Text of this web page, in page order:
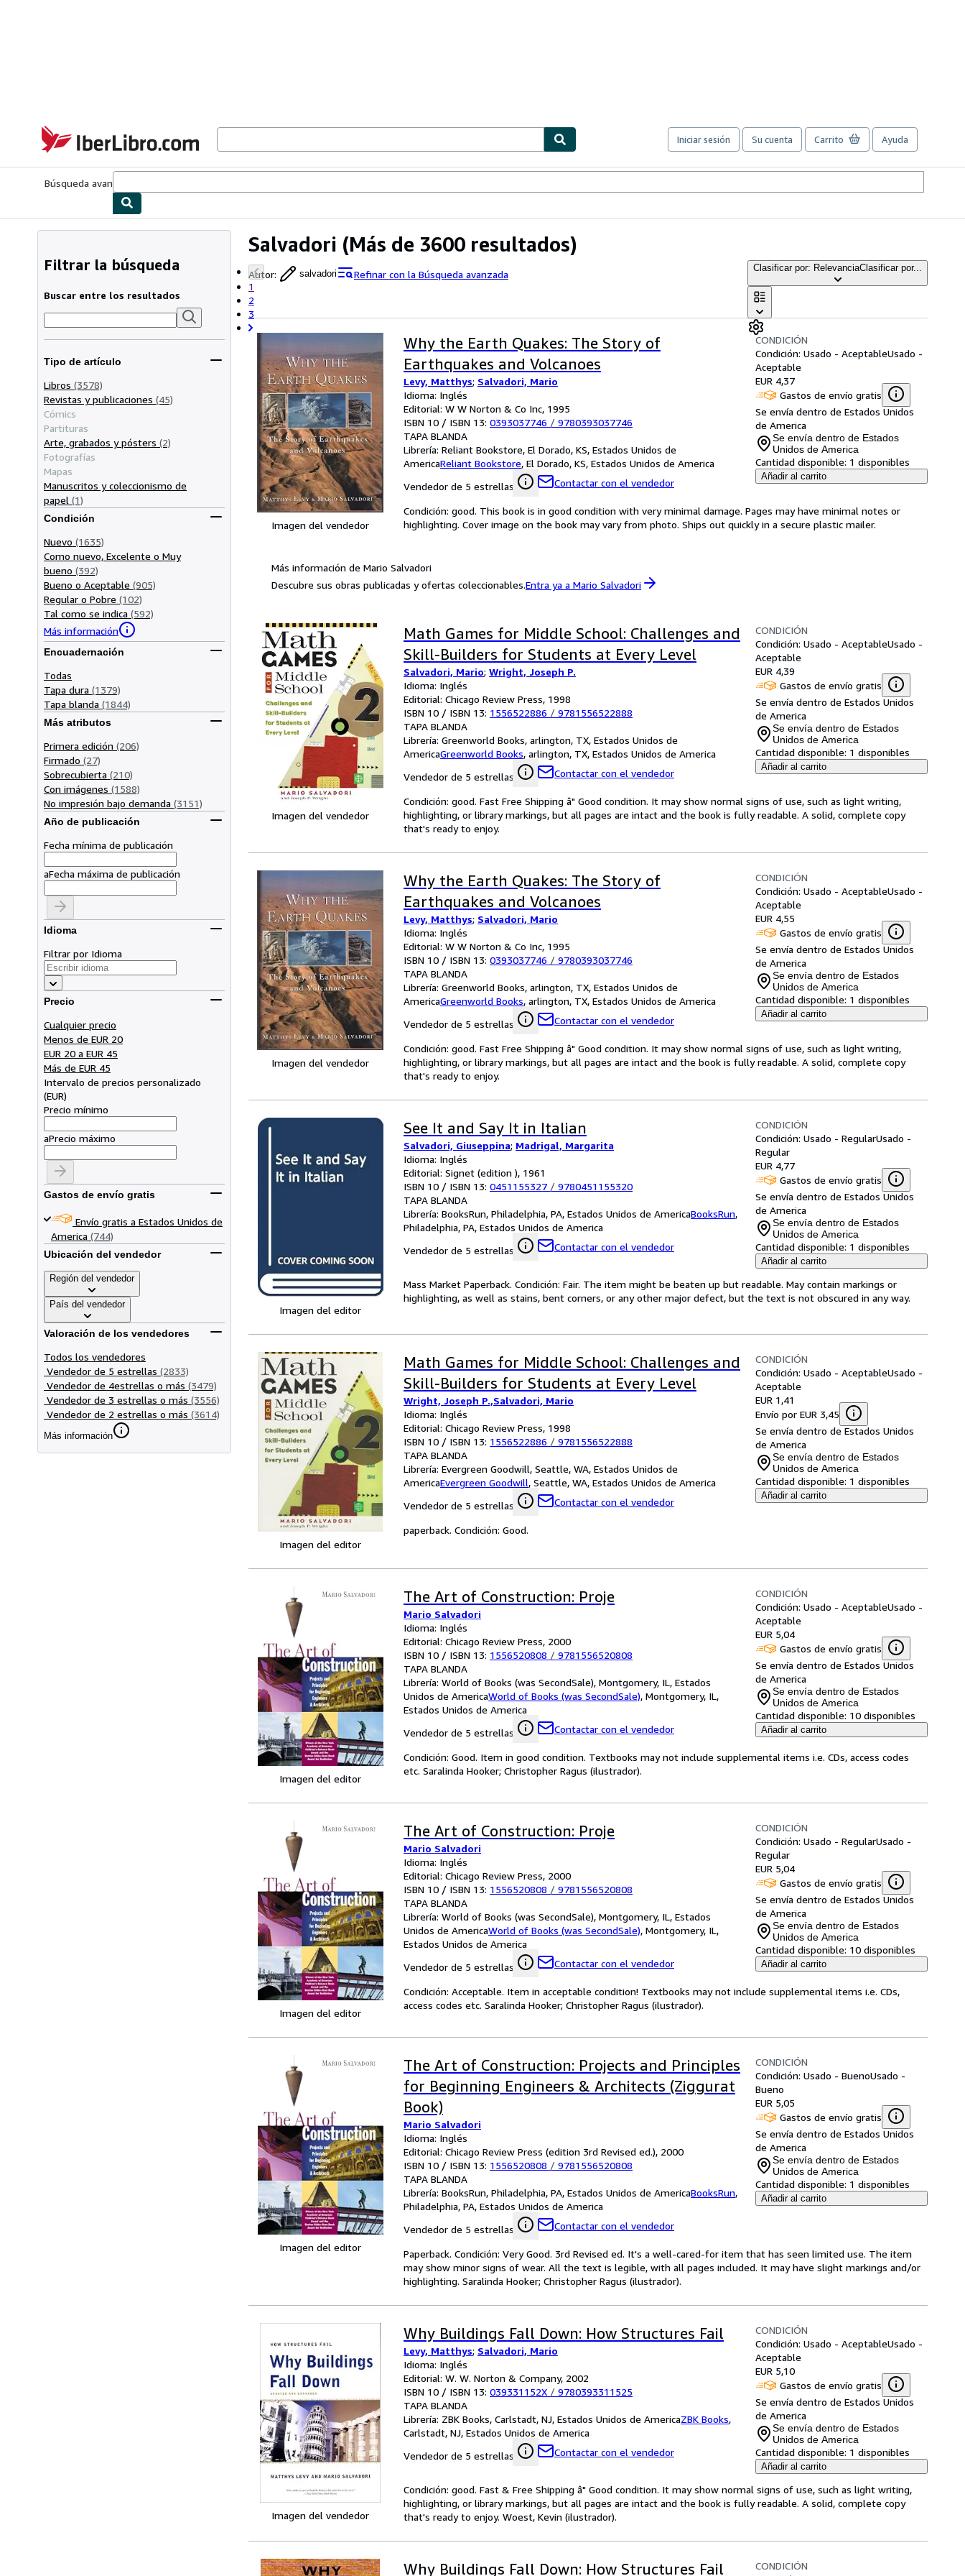
IberLibro.com
Iniciar sesión Su cuenta Carrito Ayuda
Búsqueda avanzada
Salvadori (Más de 3600 resultados)
Autor: salvadori
Refinar con la Búsqueda avanzada
1
2
3
Clasificar por: RelevanciaClasificar por...
Filtrar la búsqueda
Buscar entre los resultados
Tipo de artículo
Libros (3578)
Revistas y publicaciones (45)
Cómics
Partituras
Arte, grabados y pósters (2)
Fotografías
Mapas
Manuscritos y coleccionismo de
papel (1)
Condición
Nuevo (1635)
Como nuevo, Excelente o Muy
bueno (392)
Bueno o Aceptable (905)
Regular o Pobre (102)
Tal como se indica (592)
Más información
Encuadernación
Todas
Tapa dura (1379)
Tapa blanda (1844)
Más atributos
Primera edición (206)
Firmado (27)
Sobrecubierta (210)
Con imágenes (1588)
No impresión bajo demanda (3151)
Año de publicación
Fecha mínima de publicación
aFecha máxima de publicación
Idioma
Filtrar por Idioma
Precio
Cualquier precio
Menos de EUR 20
EUR 20 a EUR 45
Más de EUR 45
Intervalo de precios personalizado
(EUR)
Precio mínimo
aPrecio máximo
Gastos de envío gratis
Envío gratis a Estados Unidos de
America (744)
Ubicación del vendedor
Región del vendedor
País del vendedor
Valoración de los vendedores
Todos los vendedores
Vendedor de 5 estrellas (2833)
Vendedor de 4estrellas o más (3479)
Vendedor de 3 estrellas o más (3556)
Vendedor de 2 estrellas o más (3614)
Más información
Imagen del vendedor
Why the Earth Quakes: The Story of
Earthquakes and Volcanoes
Levy, Matthys; Salvadori, Mario
Idioma: Inglés
Editorial: W W Norton & Co Inc, 1995
ISBN 10 / ISBN 13: 0393037746 / 9780393037746
TAPA BLANDA
Librería: Reliant Bookstore, El Dorado, KS, Estados Unidos de
AmericaReliant Bookstore, El Dorado, KS, Estados Unidos de America
Vendedor de 5 estrellas
Contactar con el vendedor
CONDICIÓN
Condición: Usado - AceptableUsado -
Aceptable
EUR 4,37
Gastos de envío gratis
Se envía dentro de Estados Unidos
de America
Se envía dentro de Estados
Unidos de America
Cantidad disponible: 1 disponibles
Añadir al carrito
Condición: good. This book is in good condition with very minimal damage. Pages may have minimal notes or
highlighting. Cover image on the book may vary from photo. Ships out quickly in a secure plastic mailer.
Más información de Mario Salvadori
Descubre sus obras publicadas y ofertas coleccionables.Entra ya a Mario Salvadori
Imagen del vendedor
Math Games for Middle School: Challenges and
Skill-Builders for Students at Every Level
Salvadori, Mario; Wright, Joseph P.
Idioma: Inglés
Editorial: Chicago Review Press, 1998
ISBN 10 / ISBN 13: 1556522886 / 9781556522888
TAPA BLANDA
Librería: Greenworld Books, arlington, TX, Estados Unidos de
AmericaGreenworld Books, arlington, TX, Estados Unidos de America
Vendedor de 5 estrellas
Contactar con el vendedor
CONDICIÓN
Condición: Usado - AceptableUsado -
Aceptable
EUR 4,39
Gastos de envío gratis
Se envía dentro de Estados Unidos
de America
Se envía dentro de Estados
Unidos de America
Cantidad disponible: 1 disponibles
Añadir al carrito
Condición: good. Fast Free Shipping â" Good condition. It may show normal signs of use, such as light writing,
highlighting, or library markings, but all pages are intact and the book is fully readable. A solid, complete copy
that's ready to enjoy.
Imagen del vendedor
Why the Earth Quakes: The Story of
Earthquakes and Volcanoes
Levy, Matthys; Salvadori, Mario
Idioma: Inglés
Editorial: W W Norton & Co Inc, 1995
ISBN 10 / ISBN 13: 0393037746 / 9780393037746
TAPA BLANDA
Librería: Greenworld Books, arlington, TX, Estados Unidos de
AmericaGreenworld Books, arlington, TX, Estados Unidos de America
Vendedor de 5 estrellas
Contactar con el vendedor
CONDICIÓN
Condición: Usado - AceptableUsado -
Aceptable
EUR 4,55
Gastos de envío gratis
Se envía dentro de Estados Unidos
de America
Se envía dentro de Estados
Unidos de America
Cantidad disponible: 1 disponibles
Añadir al carrito
Condición: good. Fast Free Shipping â" Good condition. It may show normal signs of use, such as light writing,
highlighting, or library markings, but all pages are intact and the book is fully readable. A solid, complete copy
that's ready to enjoy.
Imagen del editor
See It and Say It in Italian
Salvadori, Giuseppina; Madrigal, Margarita
Idioma: Inglés
Editorial: Signet (edition ), 1961
ISBN 10 / ISBN 13: 0451155327 / 9780451155320
TAPA BLANDA
Librería: BooksRun, Philadelphia, PA, Estados Unidos de AmericaBooksRun,
Philadelphia, PA, Estados Unidos de America
Vendedor de 5 estrellas
Contactar con el vendedor
CONDICIÓN
Condición: Usado - RegularUsado -
Regular
EUR 4,77
Gastos de envío gratis
Se envía dentro de Estados Unidos
de America
Se envía dentro de Estados
Unidos de America
Cantidad disponible: 1 disponibles
Añadir al carrito
Mass Market Paperback. Condición: Fair. The item might be beaten up but readable. May contain markings or
highlighting, as well as stains, bent corners, or any other major defect, but the text is not obscured in any way.
Imagen del editor
Math Games for Middle School: Challenges and
Skill-Builders for Students at Every Level
Wright, Joseph P.,Salvadori, Mario
Idioma: Inglés
Editorial: Chicago Review Press, 1998
ISBN 10 / ISBN 13: 1556522886 / 9781556522888
TAPA BLANDA
Librería: Evergreen Goodwill, Seattle, WA, Estados Unidos de
AmericaEvergreen Goodwill, Seattle, WA, Estados Unidos de America
Vendedor de 5 estrellas
Contactar con el vendedor
CONDICIÓN
Condición: Usado - AceptableUsado -
Aceptable
EUR 1,41
Envío por EUR 3,45
Se envía dentro de Estados Unidos
de America
Se envía dentro de Estados
Unidos de America
Cantidad disponible: 1 disponibles
Añadir al carrito
paperback. Condición: Good.
Imagen del editor
The Art of Construction: Proje
Mario Salvadori
Idioma: Inglés
Editorial: Chicago Review Press, 2000
ISBN 10 / ISBN 13: 1556520808 / 9781556520808
TAPA BLANDA
Librería: World of Books (was SecondSale), Montgomery, IL, Estados
Unidos de AmericaWorld of Books (was SecondSale), Montgomery, IL,
Estados Unidos de America
Vendedor de 5 estrellas
Contactar con el vendedor
CONDICIÓN
Condición: Usado - AceptableUsado -
Aceptable
EUR 5,04
Gastos de envío gratis
Se envía dentro de Estados Unidos
de America
Se envía dentro de Estados
Unidos de America
Cantidad disponible: 10 disponibles
Añadir al carrito
Condición: Good. Item in good condition. Textbooks may not include supplemental items i.e. CDs, access codes
etc. Saralinda Hooker; Christopher Ragus (ilustrador).
Imagen del editor
The Art of Construction: Proje
Mario Salvadori
Idioma: Inglés
Editorial: Chicago Review Press, 2000
ISBN 10 / ISBN 13: 1556520808 / 9781556520808
TAPA BLANDA
Librería: World of Books (was SecondSale), Montgomery, IL, Estados
Unidos de AmericaWorld of Books (was SecondSale), Montgomery, IL,
Estados Unidos de America
Vendedor de 5 estrellas
Contactar con el vendedor
CONDICIÓN
Condición: Usado - RegularUsado -
Regular
EUR 5,04
Gastos de envío gratis
Se envía dentro de Estados Unidos
de America
Se envía dentro de Estados
Unidos de America
Cantidad disponible: 10 disponibles
Añadir al carrito
Condición: Acceptable. Item in acceptable condition! Textbooks may not include supplemental items i.e. CDs,
access codes etc. Saralinda Hooker; Christopher Ragus (ilustrador).
Imagen del editor
The Art of Construction: Projects and Principles
for Beginning Engineers & Architects (Ziggurat
Book)
Mario Salvadori
Idioma: Inglés
Editorial: Chicago Review Press (edition 3rd Revised ed.), 2000
ISBN 10 / ISBN 13: 1556520808 / 9781556520808
TAPA BLANDA
Librería: BooksRun, Philadelphia, PA, Estados Unidos de AmericaBooksRun,
Philadelphia, PA, Estados Unidos de America
Vendedor de 5 estrellas
Contactar con el vendedor
CONDICIÓN
Condición: Usado - BuenoUsado -
Bueno
EUR 5,05
Gastos de envío gratis
Se envía dentro de Estados Unidos
de America
Se envía dentro de Estados
Unidos de America
Cantidad disponible: 1 disponibles
Añadir al carrito
Paperback. Condición: Very Good. 3rd Revised ed. It's a well-cared-for item that has seen limited use. The item
may show minor signs of wear. All the text is legible, with all pages included. It may have slight markings and/or
highlighting. Saralinda Hooker; Christopher Ragus (ilustrador).
Imagen del vendedor
Why Buildings Fall Down: How Structures Fail
Levy, Matthys; Salvadori, Mario
Idioma: Inglés
Editorial: W. W. Norton & Company, 2002
ISBN 10 / ISBN 13: 039331152X / 9780393311525
TAPA BLANDA
Librería: ZBK Books, Carlstadt, NJ, Estados Unidos de AmericaZBK Books,
Carlstadt, NJ, Estados Unidos de America
Vendedor de 5 estrellas
Contactar con el vendedor
CONDICIÓN
Condición: Usado - AceptableUsado -
Aceptable
EUR 5,10
Gastos de envío gratis
Se envía dentro de Estados Unidos
de America
Se envía dentro de Estados
Unidos de America
Cantidad disponible: 1 disponibles
Añadir al carrito
Condición: good. Fast & Free Shipping â" Good condition. It may show normal signs of use, such as light writing,
highlighting, or library markings, but all pages are intact and the book is fully readable. A solid, complete copy
that's ready to enjoy. Woest, Kevin (ilustrador).
Why Buildings Fall Down: How Structures Fail
CONDICIÓN